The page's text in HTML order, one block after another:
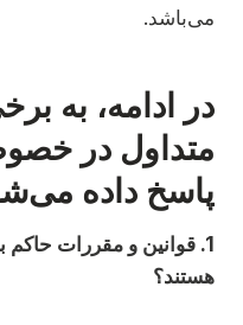
می‌باشد.
در ادامه، به
متداول در
پاسخ داده
1. قوانین و مقررات حاکم
هستند؟